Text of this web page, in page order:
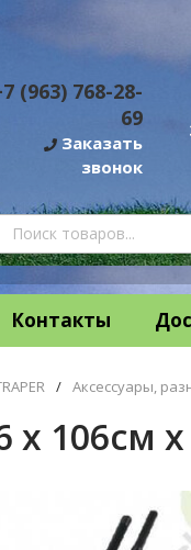
(963) 768-28-
69
Заказать
звонок
Контакты
/ Аксессуары,
х 106см